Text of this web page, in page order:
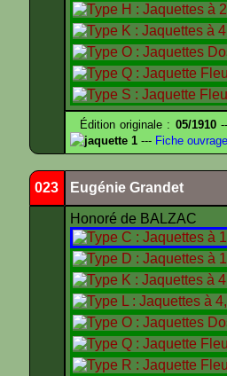
Édition originale : 05/1910
jaquette 1 --- Fiche ouvrage
023 Eugénie Grandet
Honoré de BALZAC